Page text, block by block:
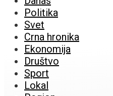
Politika
Svet
Crna hronika
Ekonomija
Društvo
Sport
Lokal